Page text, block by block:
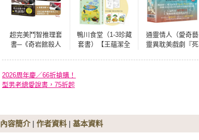
超完美鬥智推理套
書─《奇岩館殺人
著名插畫家光宗薰
繪製封面明信片一
鴨川食堂（1-3珍藏
套書）【王蘊潔全
通靈情人（愛奇藝
靈異耽美戲劇『死
2026周年慶／66折搶購！
型男老總愛說書，75折起
內容簡介| 作者資料 | 基本資料